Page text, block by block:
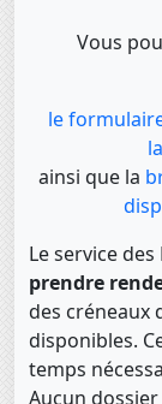
Vous
le
ainsi que la
Le service
prendre
des créneaux
disponibles.
temps
Aucun